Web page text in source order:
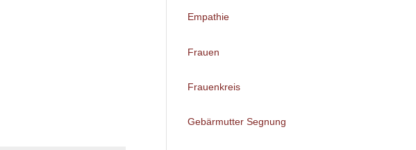
Empathie
Frauen
Frauenkreis
Gebärmutter Segnung